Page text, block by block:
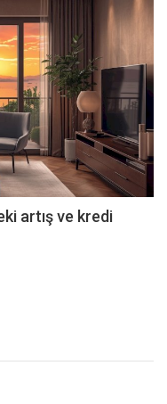
artış ve kredi